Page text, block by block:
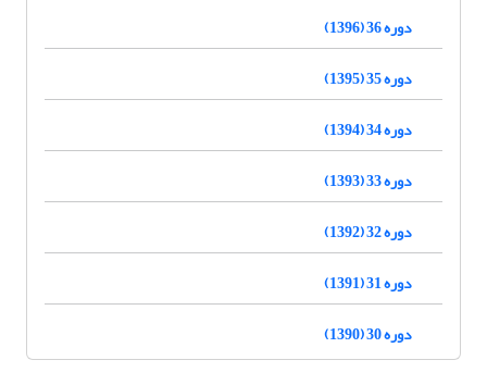
دوره 36 (1396)
دوره 35 (1395)
دوره 34 (1394)
دوره 33 (1393)
دوره 32 (1392)
دوره 31 (1391)
دوره 30 (1390)